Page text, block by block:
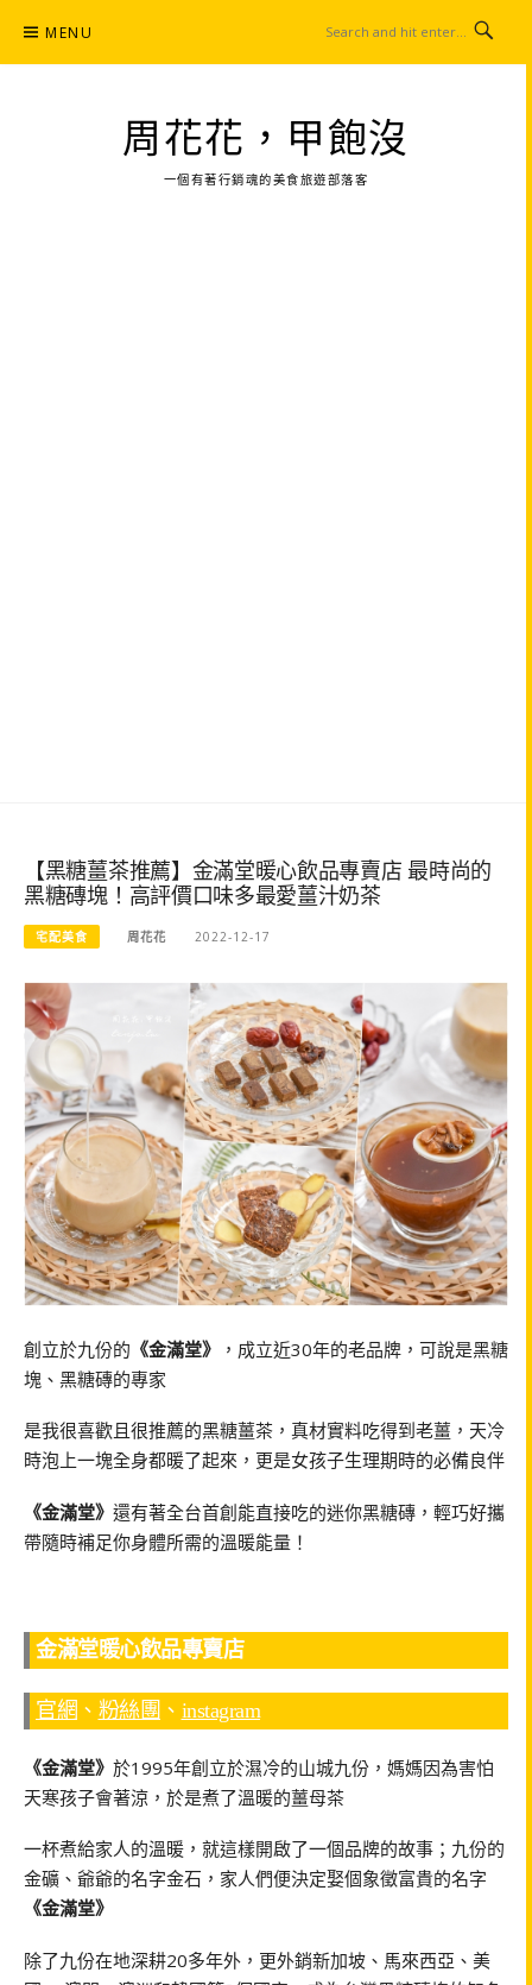
content
MENU
周花花，甲飽沒
一個有著行銷魂的美食旅遊部落客
【黑糖薑茶推薦】金滿堂暖心飲品專賣店 最時尚的
黑糖磚塊！高評價口味多最愛薑汁奶茶
宅配美食 周花花 2022-12-17
創立於九份的 《金滿堂》
，成立近30年的老品牌，可說是黑糖
塊、黑糖磚的專家
是我很喜歡且很推薦的黑糖薑茶，真材實料吃得到老薑，天冷
時泡上一塊全身都暖了起來，更是女孩子生理期時的必備良伴
《金滿堂》 還有著全台首創能直接吃的迷你黑糖磚，輕巧好攜
帶隨時補足你身體所需的溫暖能量！
金滿堂暖心飲品專賣店
官網 、 粉絲團 、 instagram
《金滿堂》 於1995年創立於濕冷的山城九份，媽媽因為害怕
天寒孩子會著涼，於是煮了溫暖的薑母茶
一杯煮給家人的溫暖，就這樣開啟了一個品牌的故事；九份的
金礦、爺爺的名字金石，家人們便決定娶個象徵富貴的名字
《金滿堂》
除了九份在地深耕20多年外，更外銷新加坡、馬來西亞、美